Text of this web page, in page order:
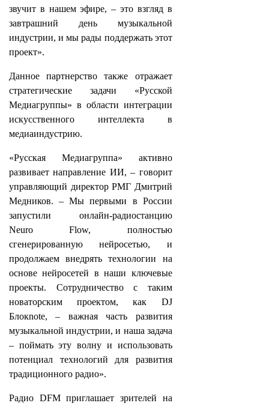
звучит в нашем эфире, – это взгляд в
завтрашний день музыкальной
индустрии, и мы рады поддержать этот
проект».
Данное партнерство также отражает
стратегические задачи «Русской
Медиагруппы» в области интеграции
искусственного интеллекта в
медиаиндустрию.
«Русская Медиагруппа» активно
развивает направление ИИ, – говорит
управляющий директор РМГ Дмитрий
Медников. – Мы первыми в России
запустили онлайн-радиостанцию
Neuro Flow, полностью
сгенерированную нейросетью, и
продолжаем внедрять технологии на
основе нейросетей в наши ключевые
проекты. Сотрудничество с таким
новаторским проектом, как DJ
Блокnote, – важная часть развития
музыкальной индустрии, и наша задача
– поймать эту волну и использовать
потенциал технологий для развития
традиционного радио».
Радио DFM приглашает зрителей на